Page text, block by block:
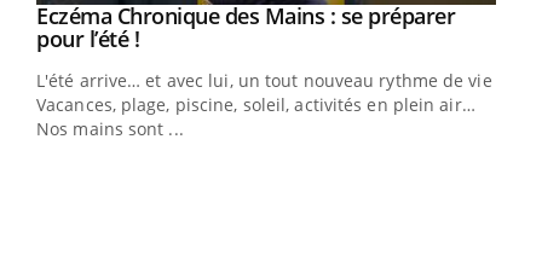
Youtube
Eczéma Chronique des Mains : se préparer
pour l’été !Youtube
L'été arrive… et avec lui, un tout nouveau rythme de vie !
Vacances, plage, piscine, soleil, activités en plein air…
Nos mains sont ...